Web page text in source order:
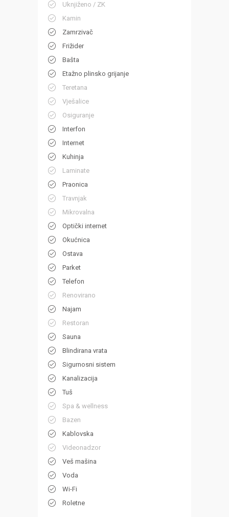
Uknjiženo / ZK
Kamin
Zamrzivač
Frižider
Bašta
Etažno plinsko grijanje
Teretana
Vješalice
Osiguranje
Interfon
Internet
Kuhinja
Laminate
Praonica
Travnjak
Mikrovalna
Optički internet
Okućnica
Ostava
Parket
Telefon
Renovirano
Najam
Restoran
Sauna
Blindirana vrata
Sigurnosni sistem
Kanalizacija
Tuš
Spa & wellness
Bazen
Kablovska
Videonadzor
Veš mašina
Voda
Wi-Fi
Roletne